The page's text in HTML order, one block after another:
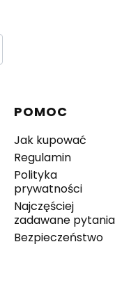
Linki w stopce
POMOC
Jak kupować
Regulamin
Polityka
prywatności
Najczęściej
zadawane pytania
Bezpieczeństwo